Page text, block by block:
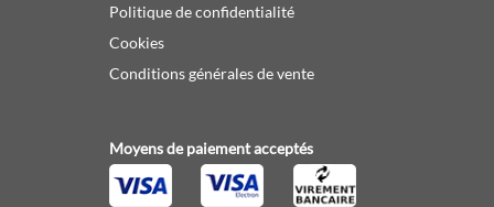
Politique de confidentialité
Cookies
Conditions générales de vente
Moyens de paiement acceptés